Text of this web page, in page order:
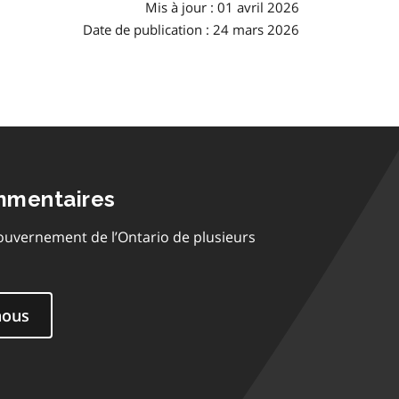
Mis à jour : 01 avril 2026
Date de publication : 24 mars 2026
de l’Ontario de plusieurs